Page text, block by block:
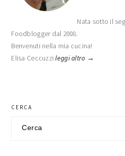
Nata sotto il
Foodblogger dal 2008.
Benvenuti nella mia cucina!
Elisa Ceccuzzileggi altro →
CERCA